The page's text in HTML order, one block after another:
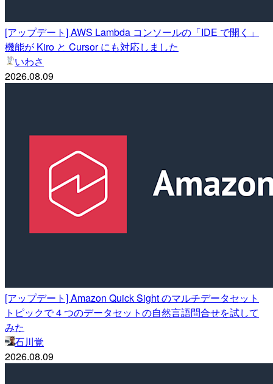
[アップデート] AWS Lambda コンソールの「IDE で開く」
機能が Kiro と Cursor にも対応しました
いわさ
2026.08.09
[アップデート] Amazon Quick Sight のマルチデータセット
トピックで 4 つのデータセットの自然言語問合せを試して
みた
石川覚
2026.08.09